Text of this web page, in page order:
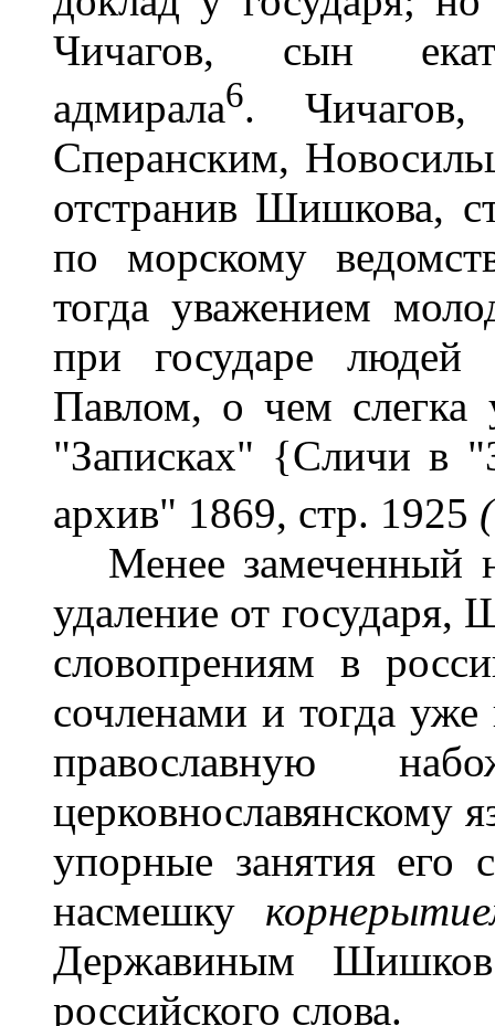
Чичагов, сын
адмирала6. Чичагов,
Сперанским,
отстранив Шишкова,
по морскому
тогда уважением
при государе
Павлом, о чем
"Записках" {Сличи в
архив" 1869, стр. 1925
Менее замеченный
удаление от
словопрениям в
сочленами и тогда
православную
церковнославянскому
упорные занятия его
насмешку
Державиным
российского слова.